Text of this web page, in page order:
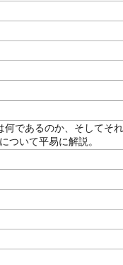
何であるのか、そしてそれ
ついて平易に解説。